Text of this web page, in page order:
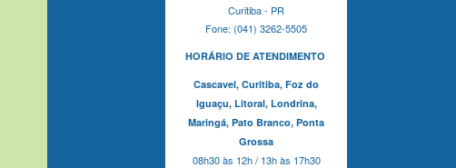
Curitiba - PR
Fone: (041) 3262-5505
HORÁRIO DE ATENDIMENTO
Cascavel, Curitiba, Foz do
Iguaçu, Litoral, Londrina,
Maringá, Pato Branco, Ponta
Grossa
08h30 às 12h / 13h às 17h30